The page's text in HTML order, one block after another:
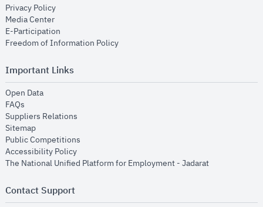
Privacy Policyopens in new window
Media Centeropens in new window
E-Participation
Freedom of Information Policyopens in new window
Important Links
Open Dataopens in new window
FAQs
Suppliers Relations
Sitemapopens in new window
Public Competitions
Accessibility Policyopens in new window
The National Unified Platform for Employment - Jadaratopens in new
Contact Support